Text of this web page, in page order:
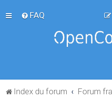
FAQ
Index du forum Forum